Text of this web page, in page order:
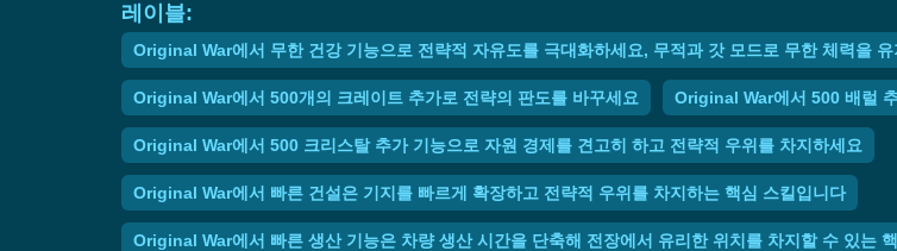
레이블:
Original War에서 무한 건강 기능으로 전략적 자유도를 극대화하세요, 무적과 갓 모드로 무한 체력을
Original War에서 500개의 크레이트 추가로 전략의 판도를 바꾸세요 Original War에서 500 배럴
Original War에서 500 크리스탈 추가 기능으로 자원 경제를 견고히 하고 전략적 우위를 차지하세요
Original War에서 빠른 건설은 기지를 빠르게 확장하고 전략적 우위를 차지하는 핵심 스킬입니다
Original War에서 빠른 생산 기능은 차량 생산 시간을 단축해 전장에서 유리한 위치를 차지할 수 있는